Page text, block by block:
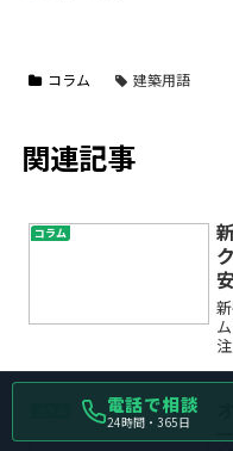
コラム 建築用語
関連記事
コラム
電話で相談
24時間・365日